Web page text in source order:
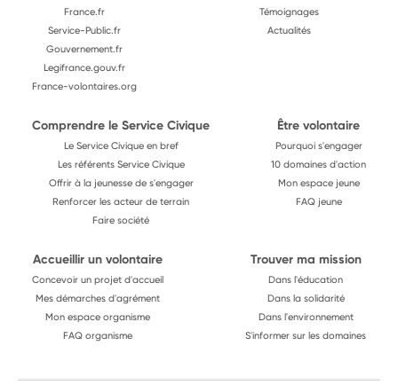
France.fr
Service-Public.fr
Gouvernement.fr
Legifrance.gouv.fr
France-volontaires.org
Témoignages
Actualités
Comprendre le Service Civique
Le Service Civique en bref
Les référents Service Civique
Offrir à la jeunesse de s'engager
Renforcer les acteur de terrain
Faire société
Être volontaire
Pourquoi s'engager
10 domaines d'action
Mon espace jeune
FAQ jeune
Accueillir un volontaire
Concevoir un projet d'accueil
Mes démarches d'agrément
Mon espace organisme
FAQ organisme
Trouver ma mission
Dans l'éducation
Dans la solidarité
Dans l'environnement
S'informer sur les domaines